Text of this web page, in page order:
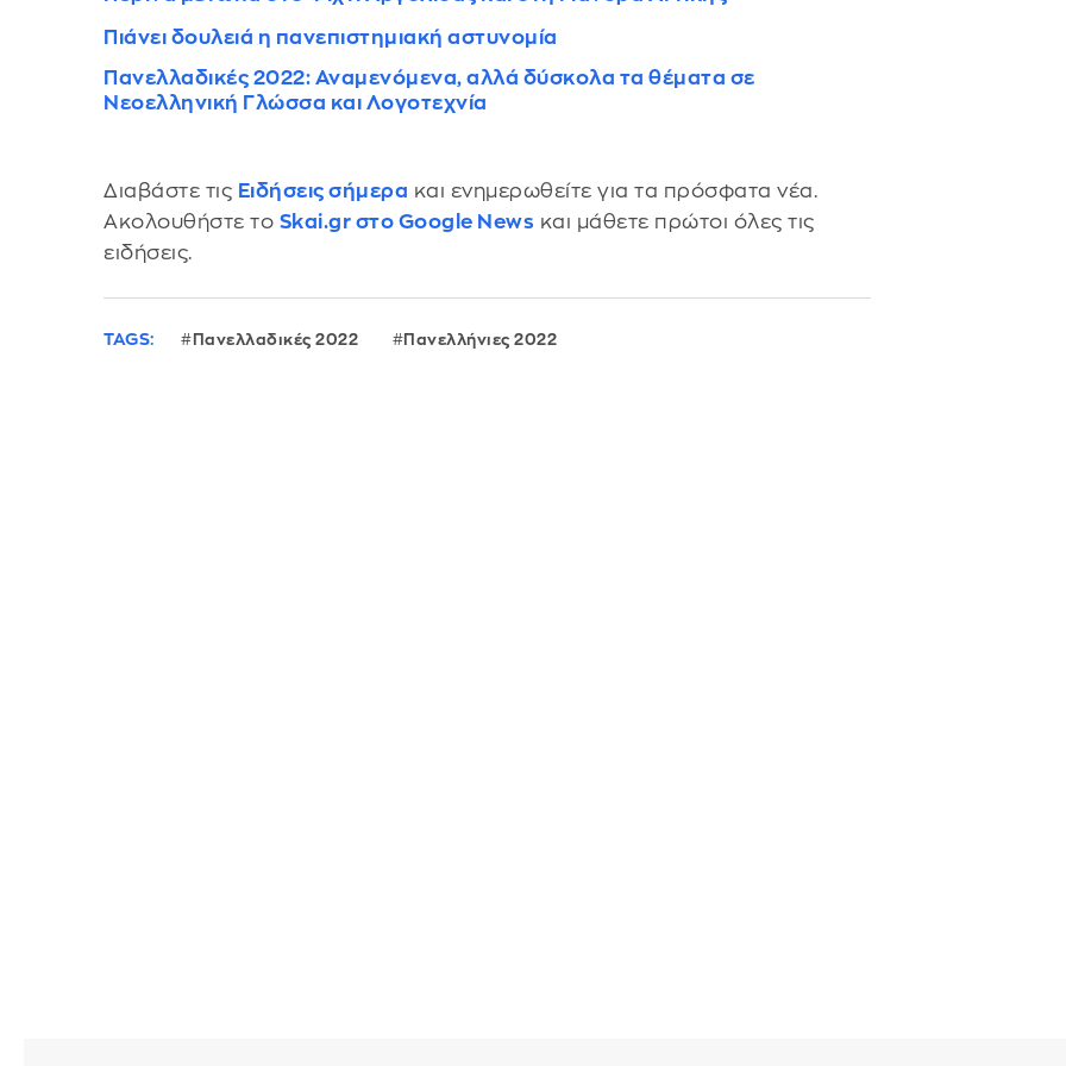
Πιάνει δουλειά η πανεπιστημιακή αστυνομία
Πανελλαδικές 2022: Αναμενόμενα, αλλά δύσκολα τα θέματα σε
Νεοελληνική Γλώσσα και Λογοτεχνία
Διαβάστε τις Ειδήσεις σήμερα και ενημερωθείτε για τα πρόσφατα νέα.
Ακολουθήστε το Skai.gr στο Google News και μάθετε πρώτοι όλες τις
ειδήσεις.
TAGS: Πανελλαδικές 2022 Πανελλήνιες 2022